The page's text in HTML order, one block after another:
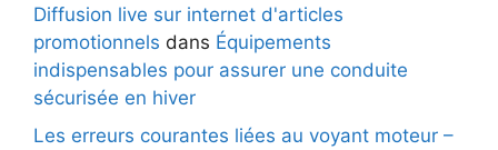
Diffusion live sur internet d'articles
promotionnels dans Équipements
indispensables pour assurer une conduite
sécurisée en hiver
Les erreurs courantes liées au voyant moteur –